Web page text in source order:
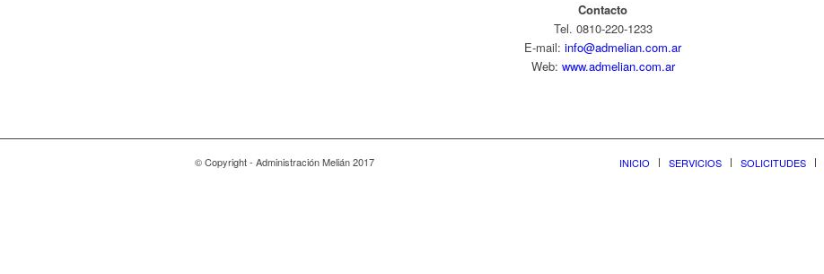
Contacto
Tel. 0810-220-1233
E-mail:info@admelian.com.ar
Web: www.admelian.com.ar
© Copyright - Administración Melián 2017 INICIO SERVICIOS SOLICITUDES